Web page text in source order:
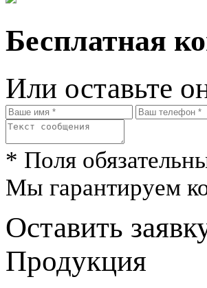
Бесплатная
Или оставьте
* Поля
Мы гарантируем
Оставить
Продукция